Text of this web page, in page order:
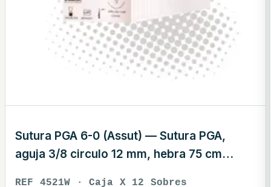
Sutura PGA 6-0 (Assut) — Sutura PGA,
aguja 3/8 circulo 12 mm, hebra 75 cm
REF 4521W · Caja X 12 Sobres